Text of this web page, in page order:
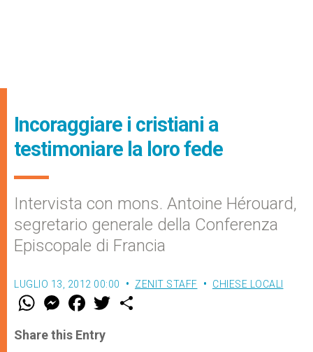
Incoraggiare i cristiani a
testimoniare la loro fede
Intervista con mons. Antoine Hérouard,
segretario generale della Conferenza
Episcopale di Francia
LUGLIO 13, 2012 00:00 ZENIT STAFF CHIESE LOCALI
W
t
s
M
e
s
e
F
a
e
b
w
Share this Entry